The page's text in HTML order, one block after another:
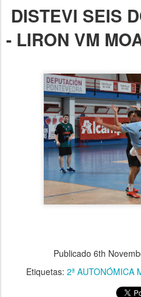
DISTEVI SEIS
- LIRON VM
Publicado 6th
Etiquetas: 2ª AUTONÓMICA